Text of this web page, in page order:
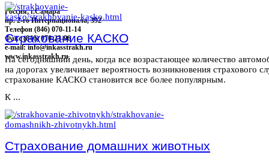
Россия, г.Самара
пр. 2-го Интернационала, 392
Телефон (846) 070-11-14
Факс (846) 070-23-96
e-mail: info@inkasstrakh.ru
www.inkasstrakh.ru
Страхование КАСКО
На сегодняшний день, когда все возрастающее количество
на дорогах увеличивает вероятность возникновения страхового
страхование КАСКО становится все более популярным.
К ...
Страхование домашних животных